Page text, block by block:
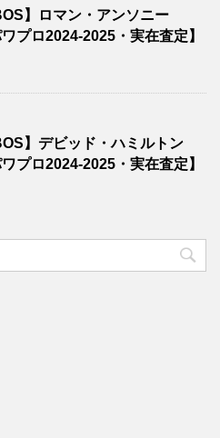
】ロマン・アンソニー
プロ2024-2025・実在査定】
】デビッド・ハミルトン
プロ2024-2025・実在査定】